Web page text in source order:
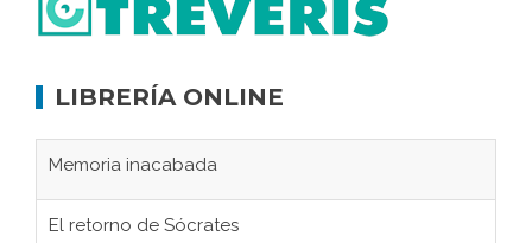
LIBRERÍA ONLINE
Memoria inacabada
El retorno de Sócrates